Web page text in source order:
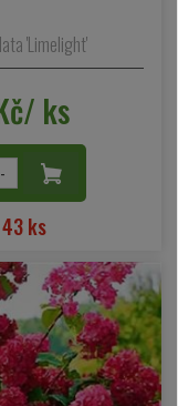
'Limelight'
ks
-
43 ks